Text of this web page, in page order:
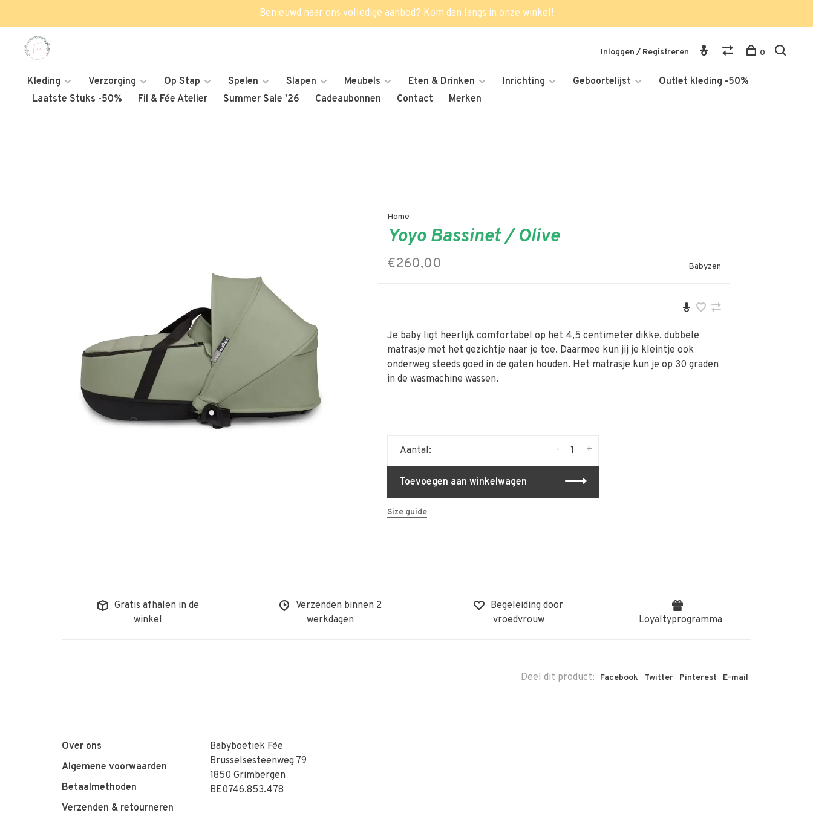
Benieuwd naar ons volledige aanbod? Kom dan langs in onze winkel!
Kleding Verzorging Op Stap Spelen Slapen Meubels Eten & Drinken Inrichting Geboortelijst
Outlet kleding -50%
Laatste Stuks -50%
Fil & Fée Atelier Summer Sale '26 Cadeaubonnen Contact Merken
Inloggen / Registreren 0
Home
Yoyo Bassinet / Olive
€260,00 Babyzen
Je baby ligt heerlijk comfortabel op het 4,5 centimeter dikke, dubbele
matrasje met het gezichtje naar je toe. Daarmee kun jij je kleintje ook
onderweg steeds goed in de gaten houden. Het matrasje kun je op 30 graden
in de wasmachine wassen.
Aantal: +
-
Toevoegen aan winkelwagen
Size guide
Gratis afhalen in de
winkel
Verzenden binnen 2
werkdagen
Begeleiding door
vroedvrouw
Loyaltyprogramma
Deel dit product: Facebook Twitter Pinterest E-mail
Over ons
Algemene voorwaarden
Betaalmethoden
Verzenden & retourneren
Babyboetiek Fée
Brusselsesteenweg 79
1850 Grimbergen
BE0746.853.478